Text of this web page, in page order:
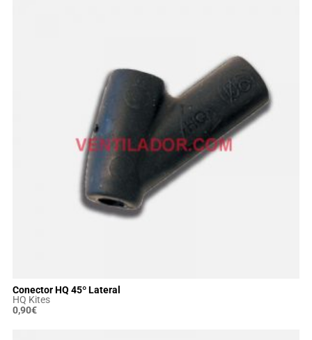
Conector HQ 45º Lateral
HQ Kites
0,90€